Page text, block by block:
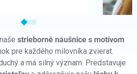
strieborné náušnice s motívom
pre každého milovníka zvierat.
a má silný význam. Predstavuje